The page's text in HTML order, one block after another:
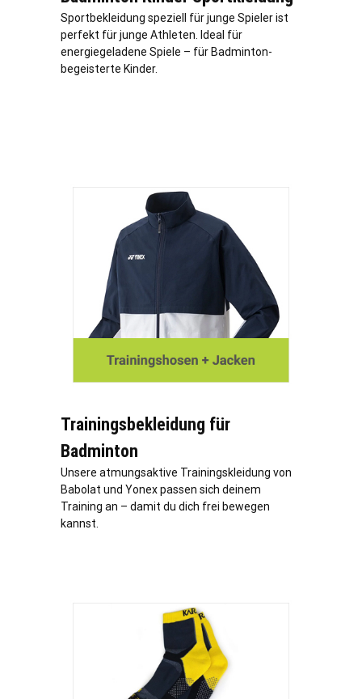
Sportbekleidung speziell für junge Spieler ist
perfekt für junge Athleten. Ideal für
energiegeladene Spiele – für Badminton-
begeisterte Kinder.
Trainingsbekleidung für
Badminton
Unsere atmungsaktive Trainingskleidung von
Babolat und Yonex passen sich deinem
Training an – damit du dich frei bewegen
kannst.